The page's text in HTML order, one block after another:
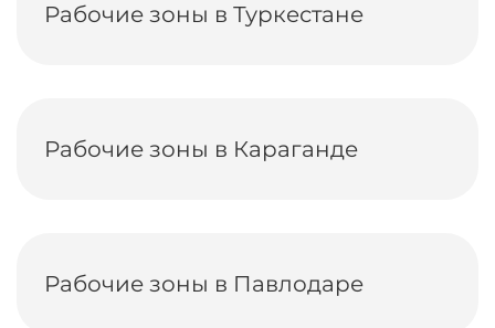
Рабочие зоны в Туркестане
Рабочие зоны в Караганде
Рабочие зоны в Павлодаре